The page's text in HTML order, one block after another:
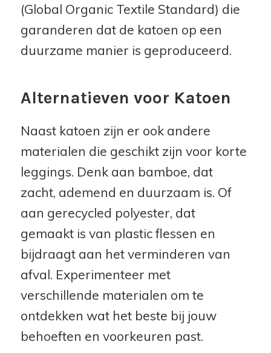
(Global Organic Textile Standard) die
garanderen dat de katoen op een
duurzame manier is geproduceerd.
Alternatieven voor Katoen
Naast katoen zijn er ook andere
materialen die geschikt zijn voor korte
leggings. Denk aan bamboe, dat
zacht, ademend en duurzaam is. Of
aan gerecycled polyester, dat
gemaakt is van plastic flessen en
bijdraagt aan het verminderen van
afval. Experimenteer met
verschillende materialen om te
ontdekken wat het beste bij jouw
behoeften en voorkeuren past.